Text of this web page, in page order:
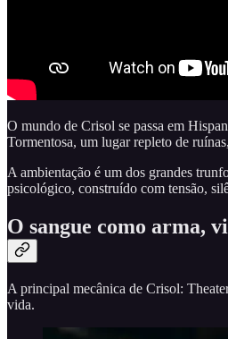
O mundo de Crisol se passa em
Tormentosa, um lugar repleto de
A ambientação é um dos grandes
psicológico, construído com tensão,
O sangue como arma,
A principal mecânica de Crisol:
vida.